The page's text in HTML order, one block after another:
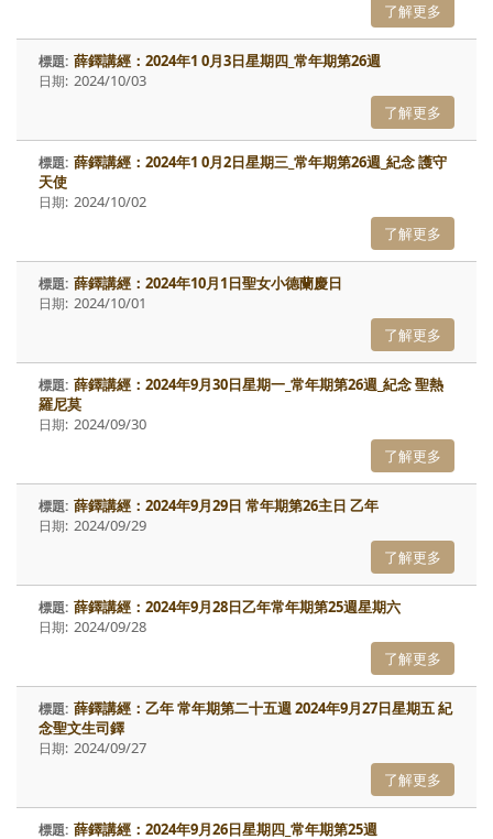
了解更多
薛鐸講經：2024年1 0月3日星期四_常年期第26週
2024/10/03
了解更多
薛鐸講經：2024年1 0月2日星期三_常年期第26週_紀念 護守
天使
2024/10/02
了解更多
薛鐸講經：2024年10月1日聖女小德蘭慶日
2024/10/01
了解更多
薛鐸講經：2024年9月30日星期一_常年期第26週_紀念 聖熱
羅尼莫
2024/09/30
了解更多
薛鐸講經：2024年9月29日 常年期第26主日 乙年
2024/09/29
了解更多
薛鐸講經：2024年9月28日乙年常年期第25週星期六
2024/09/28
了解更多
薛鐸講經：乙年 常年期第二十五週 2024年9月27日星期五 紀
念聖文生司鐸
2024/09/27
了解更多
薛鐸講經：2024年9月26日星期四_常年期第25週